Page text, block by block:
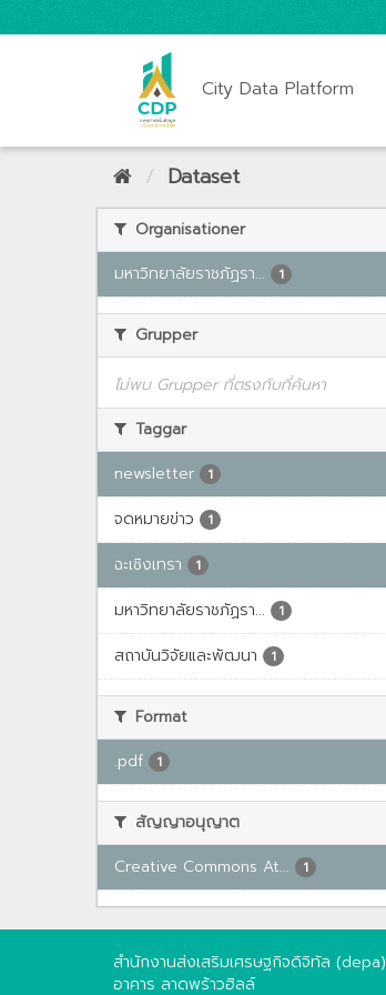
City Data Platform
Dataset
Organisationer
มหาวิทยาลัยราชภัฏรา...
1
Grupper
ไม่พบ Grupper ที่ตรงกับที่ค้นหา
Taggar
newsletter
1
จดหมายข่าว 1
ฉะเชิงเทรา 1
มหาวิทยาลัยราชภัฏรา... 1
สถาบันวิจัยและพัฒนา 1
Format
.pdf
1
สัญญาอนุญาต
Creative Commons At...
1
สำนักงานส่งเสริมเศรษฐกิจดิจิทัล (depa)
อาคาร ลาดพร้าวฮิลล์